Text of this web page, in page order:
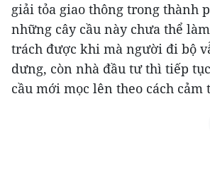
giải tỏa giao thông trong thành
những cây cầu này chưa thể
trách được khi mà người đi bộ
dưng, còn nhà đầu tư thì tiếp
cầu mới mọc lên theo cách cảm